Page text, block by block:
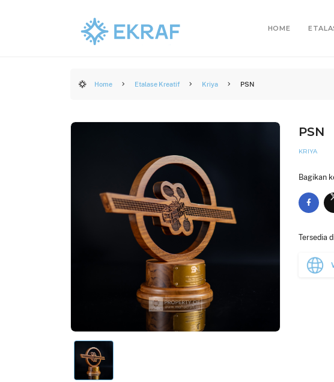
HOME
Home Etalase Kreatif Kriya PSN
PSN
KRIYA
Bagikan
Tersedia